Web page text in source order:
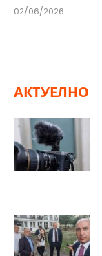
02/06/2026
АКТУЕЛНО